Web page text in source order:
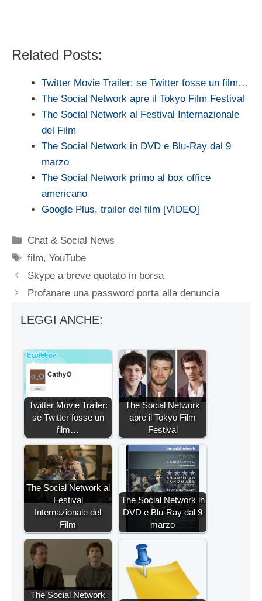
Related Posts:
Twitter Movie Trailer: se Twitter fosse un film…
The Social Network apre il Tokyo Film Festival
The Social Network al Festival Internazionale
del Film
The Social Network in DVD e Blu-Ray dal 9
marzo
The Social Network primo al box office
americano
Google Plus, trailer del film [VIDEO]
Categorie
Chat & Social News
Tag
film,YouTube
Skype a breve quotato in borsa
Profanare una password porta alla denuncia
LEGGI ANCHE:
Twitter Movie Trailer:
se Twitter fosse un
film…
The Social Network
apre il Tokyo Film
Festival
The Social Network al
Festival
Internazionale del
Film
The Social Network in
DVD e Blu-Ray dal 9
marzo
The Social Network